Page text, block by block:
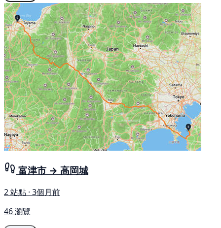
富津市 → 高岡城
2 站點 · 3個月前
46 瀏覽